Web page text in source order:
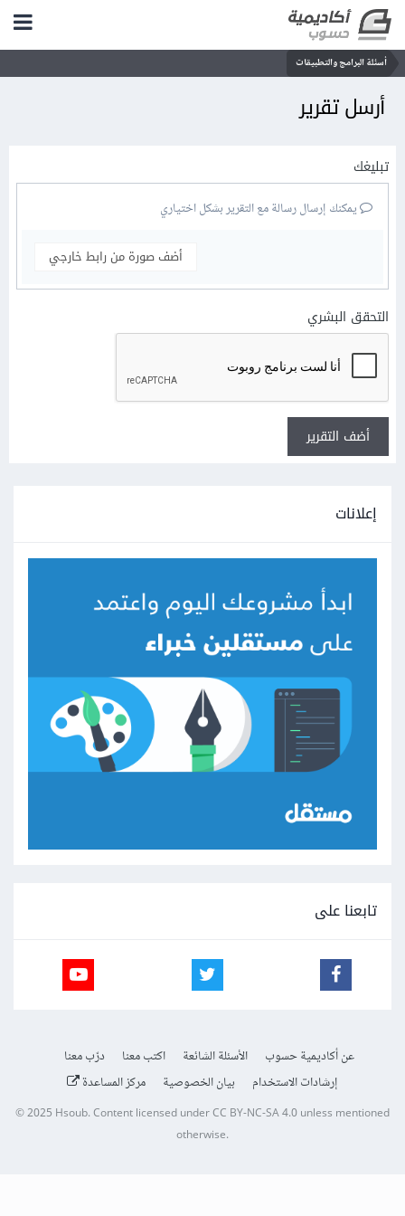
أسئلة البرامج والتطبيقات
أرسل تقرير
تبليغك
يمكنك إرسال رسالة مع التقرير بشكل اختياري
أضف صورة من رابط خارجي
التحقق البشري
أضف التقرير
إعلانات
تابعنا على
عن أكاديمية حسوب الأسئلة الشائعة اكتب معنا
درّب معنا
إرشادات الاستخدام
بيان الخصوصية مركز المساعدة
© 2025 Hsoub.Content licensed underCC BY-NC-SA 4.0unless mentioned
otherwise.